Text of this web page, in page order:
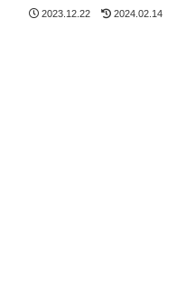
2023.12.22 2024.02.14